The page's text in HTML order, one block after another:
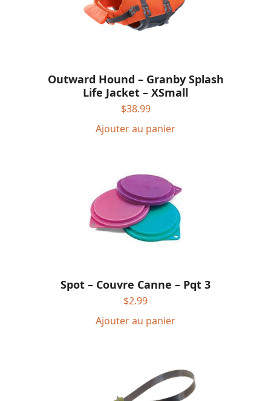
Outward Hound – Granby Splash
Life Jacket – XSmall
$38.99
Ajouter au panier
Spot – Couvre Canne – Pqt 3
$2.99
Ajouter au panier